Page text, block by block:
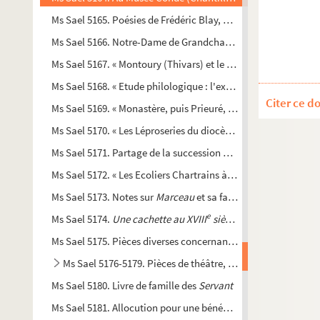
Ms Sael 5165. Poésies de Frédéric Blay, Mme Rabot des
Ms Sael 5166. Notre-Dame de Grandchamp (fin), par l'abbé A.
Ms Sael 5167. « Montoury (Thivars) et le Buttereau (Ver) ;
Ms Sael 5168. « Etude philologique : l'expression « Ficher le
Ms Sael 5169. « Monastère, puis Prieuré, de la Madeleine
Ms Sael 5170. « Les Léproseries du diocèse de Chartres », par
Ms Sael 5171. Partage de la succession de Louis de Bouillé,
Ms Sael 5172. « Les Ecoliers Chartrains à l'Université
Ms Sael 5173. Notes surMarceauet sa famille, par V.-St.
Ms Sael 5174. Une cachette au XVIIIe siècle.
Ms Sael 5175. Pièces diverses concernantDesrues
Ms Sael 5176-5179. Pièces de théâtre, par Auguste-
Ms Sael 5180. Livre de famille des Servant
Ms Sael 5181. Allocution pour une bénédiction d'arbre de la
Citer ce